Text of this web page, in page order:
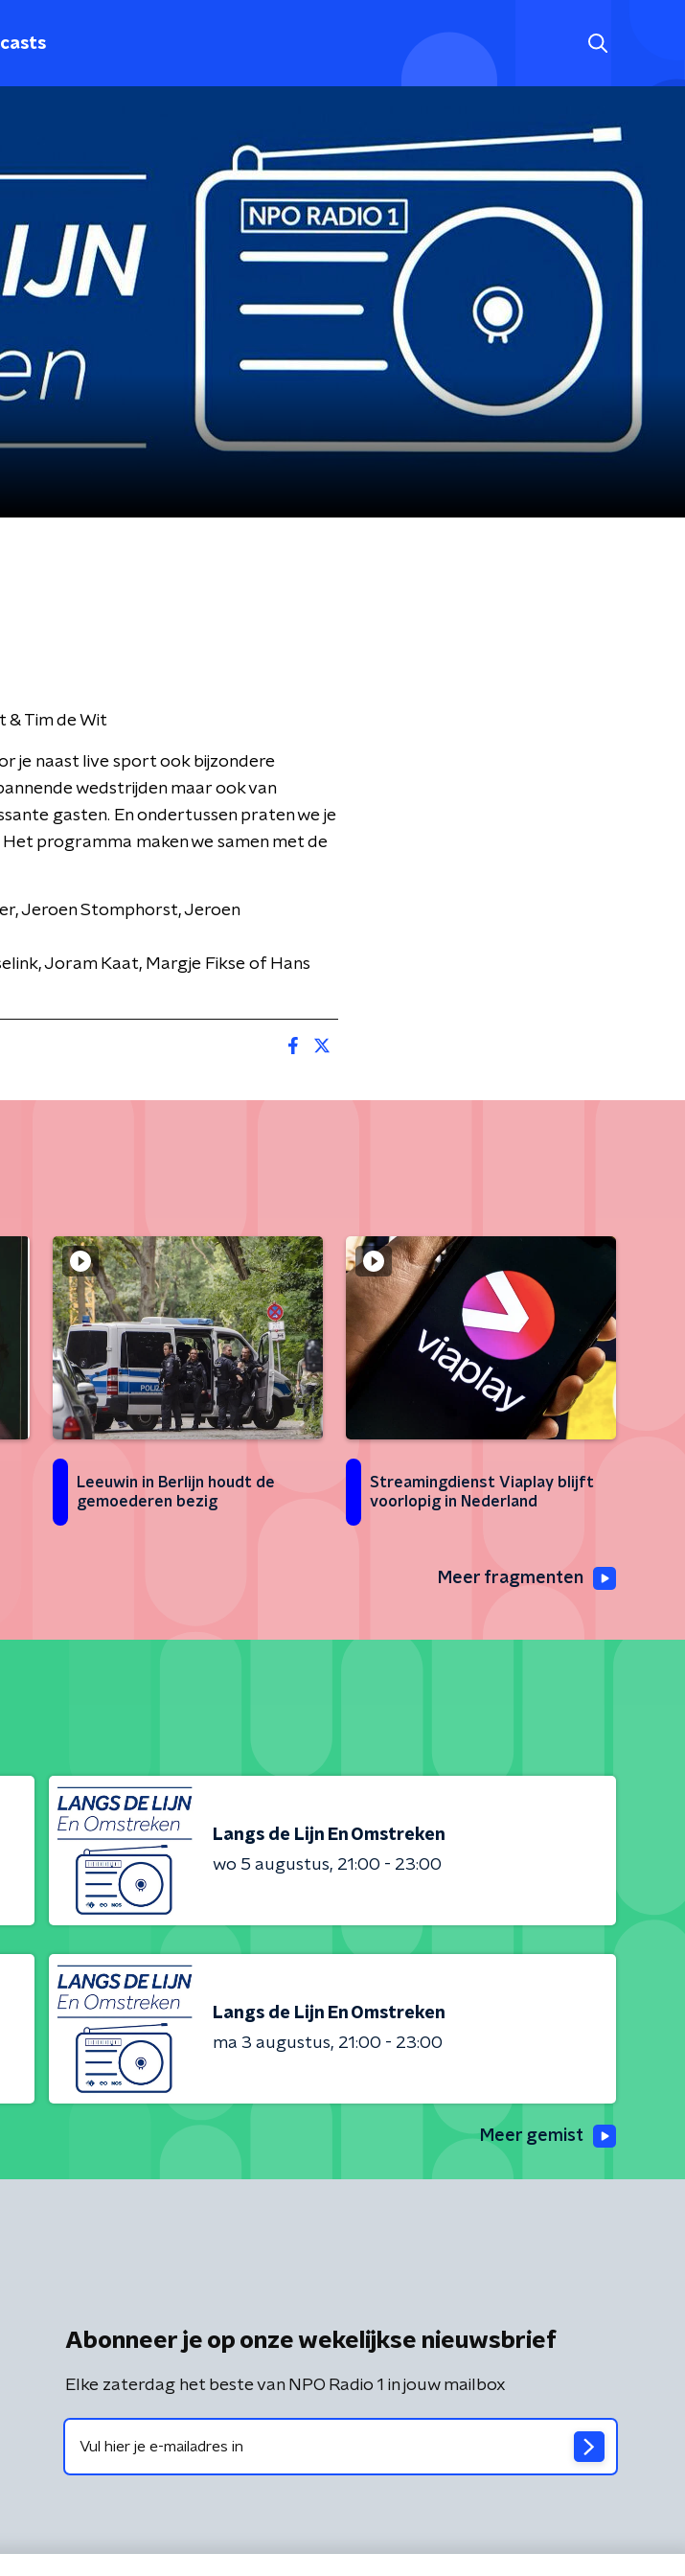
& Tim de Wit
je naast live sport ook bijzondere
wedstrijden maar ook van
gasten. En ondertussen praten we je
programma maken we samen met de
Jeroen Stomphorst, Jeroen
Joram Kaat, Margje Fikse of Hans
Leeuwin in Berlijn houdt de
gemoederen bezig
Streamingdienst Viaplay blijft
voorlopig in Nederland
Meer fragmenten
Langs de Lijn En Omstreken
wo 5 augustus 21:00 - 23:00
Langs de Lijn En Omstreken
ma 3 augustus 21:00 - 23:00
Meer gemist
Abonneer je op onze wekelijkse nieuwsbrief
Elke zaterdag het beste van NPO Radio 1 in jouw mailbox